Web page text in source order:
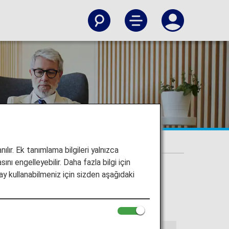
Ek tanımlama bilgileri yalnızca
engelleyebilir. Daha fazla bilgi için
kullanabilmeniz için sizden aşağıdaki